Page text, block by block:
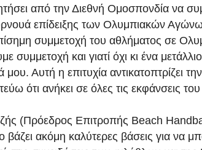
από την Διεθνή Ομοσπονδία να
επίδειξης των Ολυμπιακών
συμμετοχή του αθλήματος σε
συμμετοχή και γιατί όχι κι ένα
Αυτή η επιτυχία αντικατοπτρίζει
ότι ανήκει σε όλες τις εκφάνσεις
(Πρόεδρος Επιτροπής Beach
βάζει ακόμη καλύτερες βάσεις για να